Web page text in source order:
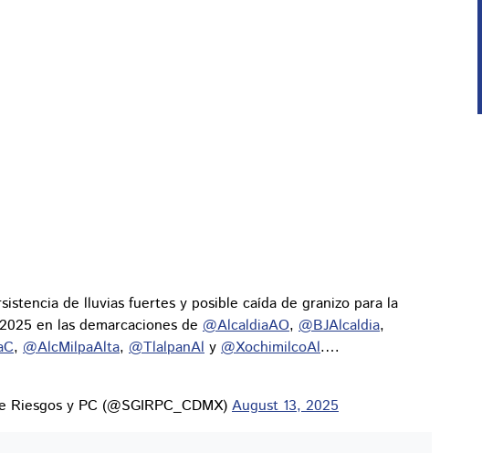
de lluvias fuertes y posible caída de granizo para la
en las demarcaciones de @AlcaldiaAO, @BJAlcaldia,
, @AlcMilpaAlta, @TlalpanAl y @XochimilcoAl.…
y PC (@SGIRPC_CDMX) August 13, 2025